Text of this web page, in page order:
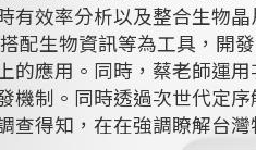
生命各種現象產生興趣
路上，透過多方探索還是
試不同的方法，也許能
充實自己的知識背景能